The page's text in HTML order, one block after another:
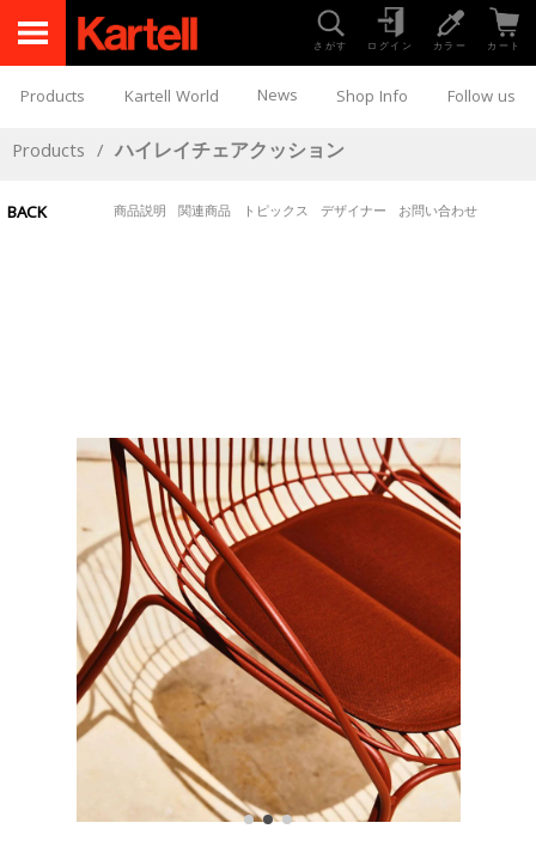
さがす ログイン カラー カート
Products Kartell World News Shop Info Follow us
Products / ハイレイチェアクッション
BACK 商品説明 関連商品 トピックス デザイナー お問い合わせ